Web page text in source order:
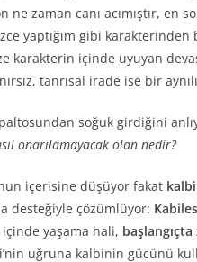
ne zaman canı acımıştır,
yaptığım gibi
karakterin içinde uyuyan
tanrısal irade ise bir
soğuk girdiğini
onarılamayacak olan nedir?
içerisine düşüyor fakat
desteğiyle çözümlüyor:
yaşama hali,
uğruna kalbinin gücünü